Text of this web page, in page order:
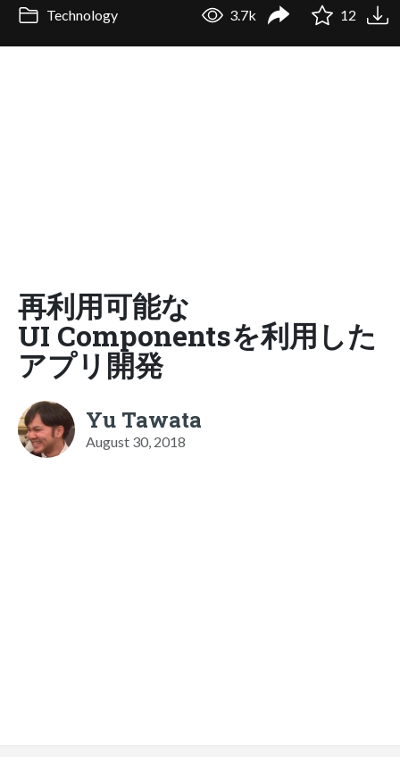
Technology 3.7k 12
再利用可能な
UI Componentsを利用した
アプリ開発
Yu Tawata
August 30, 2018